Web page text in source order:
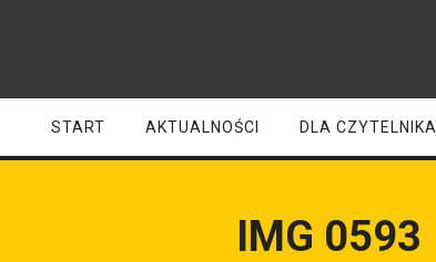
START AKTUALNOŚCI DLA CZYTELNIKA
IMG 0593